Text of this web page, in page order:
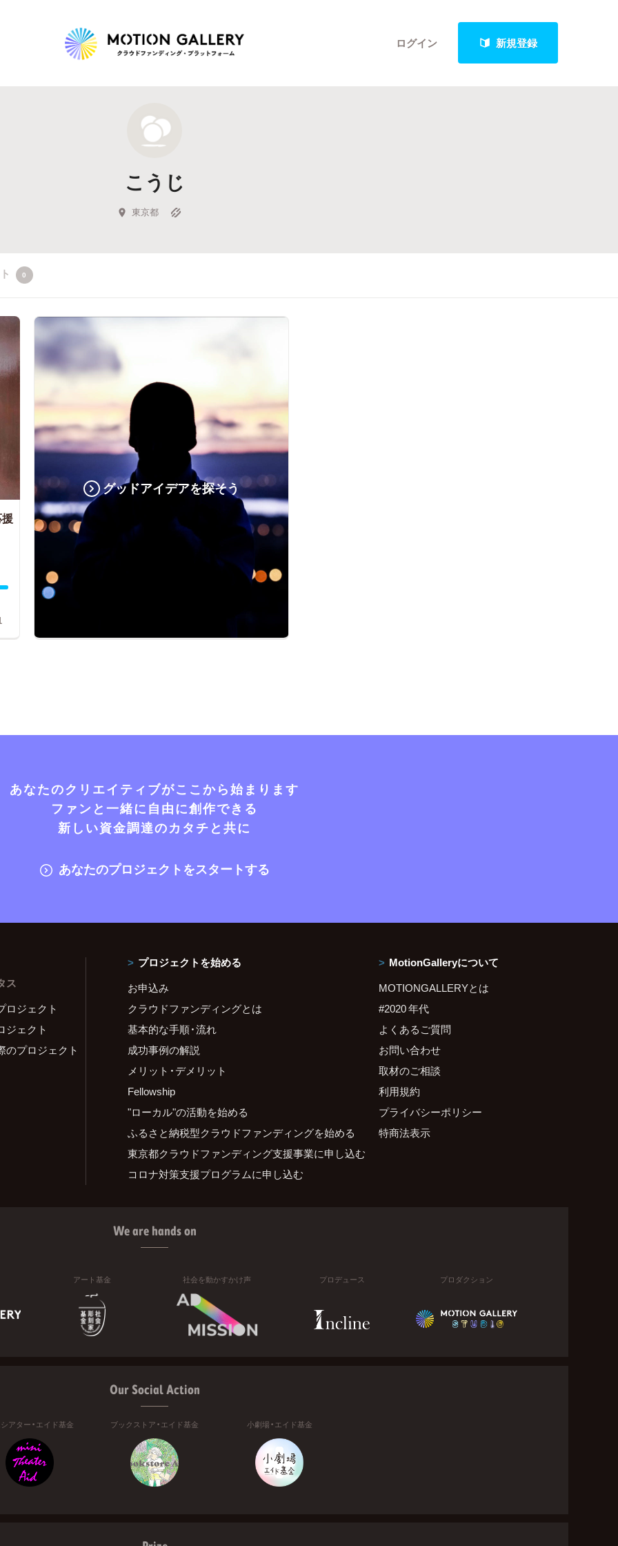
ログイン 新規登録
新着プロジェクト
Feature
キュレーターから探す
こうじ
東京都
0
グッドアイデアを探そう
あなたのクリエイティブがここから始まります
ファンと一緒に自由に創作できる
新しい資金調達のカタチと共に
あなたのプロジェクトをスタートする
ス
ロジェクト
ジェクト
のプロジェクト
プロジェクトを始める
お申込み
クラウドファンディングとは
基本的な手順・流れ
成功事例の解説
メリット・デメリット
Fellowship
"ローカル"の活動を始める
ふるさと納税型クラウドファンディングを始める
東京都クラウドファンディング支援事業に申し込む
コロナ対策支援プログラムに申し込む
MotionGalleryについて
MOTIONGALLERYとは
#2020 年代
よくあるご質問
お問い合わせ
取材のご相談
利用規約
プライバシーポリシー
特商法表示
We are hands on
アート基金 社会を動かすかけ声 プロデュース プロダクション
Our Social Action
アター・エイド基金 ブックストア・エイド基金 小劇場・エイド基金